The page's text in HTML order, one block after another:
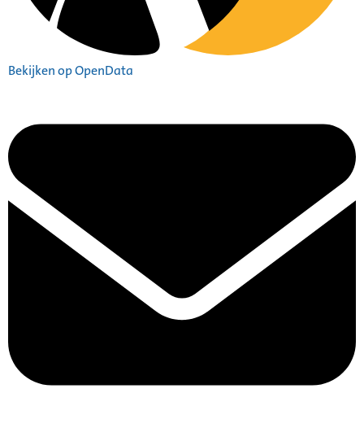
Bekijken op OpenData